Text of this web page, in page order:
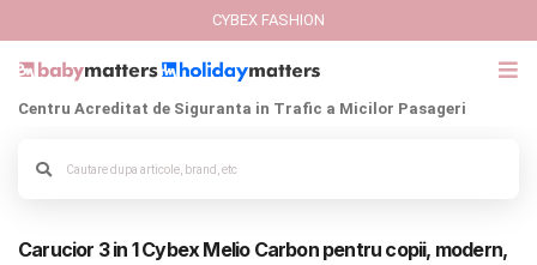
Italbaby Collections
CYBEX FASHION
Centru Acreditat de Siguranta in Trafic a Micilor Pasageri
Carucior 3 in 1 Cybex Melio Carbon pentru copii, modern,
Alege culoarea cadrului